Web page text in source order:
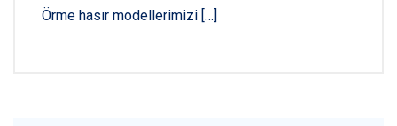
Örme hasır modellerimizi […]